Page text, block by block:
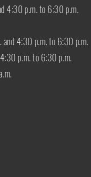
4:30 p.m. to 6:30 p.m.
and 4:30 p.m. to 6:30 p.m.
p.m. to 6:30 p.m.